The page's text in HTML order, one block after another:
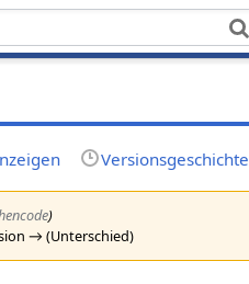
Versionsgeschichte
)
→ (Unterschied)